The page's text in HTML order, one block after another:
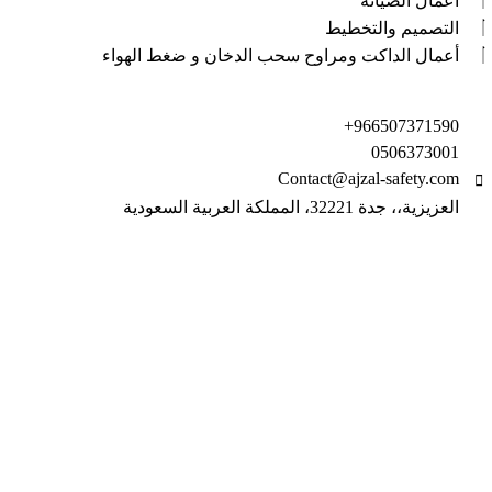
التصميم والتخطيط
أعمال الداكت ومراوح سحب الدخان و ضغط الهواء
966507371590+
0506373001
Contact@ajzal-safety.com
العزيزية،، جدة 32221، المملكة العربية السعودية